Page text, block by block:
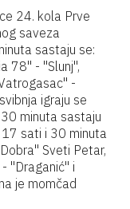
24. kola Prve
saveza
sastaju se:
78" - "Slunj",
-
igraju se
minuta sastaju
sati i 30 minuta
Sveti Petar,
"Draganić" i
je momčad